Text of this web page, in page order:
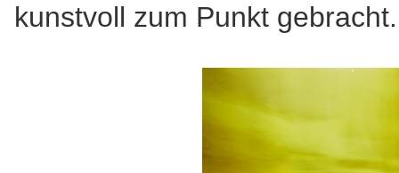
kunstvoll zum Punkt gebracht.